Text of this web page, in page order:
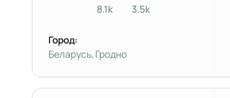
8.1kсообщения
3.5kРепутация
Город:
Беларусь, Гродно